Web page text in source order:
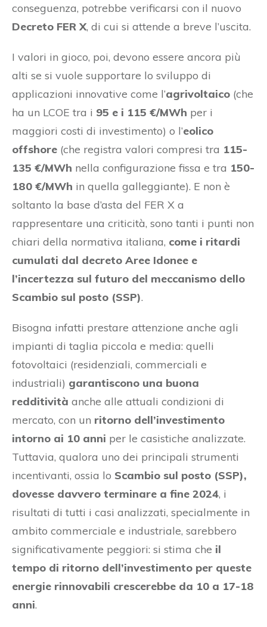
conseguenza, potrebbe verificarsi con il nuovo
Decreto FER X, di cui si attende a breve l’uscita.
I valori in gioco, poi, devono essere ancora più
alti se si vuole supportare lo sviluppo di
applicazioni innovative come l’agrivoltaico (che
ha un LCOE tra i 95 e i 115 €/MWh per i
maggiori costi di investimento) o l’eolico
offshore (che registra valori compresi tra 115-
135 €/MWh nella configurazione fissa e tra 150-
180 €/MWh in quella galleggiante). E non è
soltanto la base d’asta del FER X a
rappresentare una criticità, sono tanti i punti non
chiari della normativa italiana, come i ritardi
cumulati dal decreto Aree Idonee e
l’incertezza sul futuro del meccanismo dello
Scambio sul posto (SSP).
Bisogna infatti prestare attenzione anche agli
impianti di taglia piccola e media: quelli
fotovoltaici (residenziali, commerciali e
industriali) garantiscono una buona
redditività anche alle attuali condizioni di
mercato, con un ritorno dell’investimento
intorno ai 10 anni per le casistiche analizzate.
Tuttavia, qualora uno dei principali strumenti
incentivanti, ossia lo Scambio sul posto (SSP),
dovesse davvero terminare a fine 2024, i
risultati di tutti i casi analizzati, specialmente in
ambito commerciale e industriale, sarebbero
significativamente peggiori: si stima che il
tempo di ritorno dell’investimento per queste
energie rinnovabili crescerebbe da 10 a 17-18
anni.